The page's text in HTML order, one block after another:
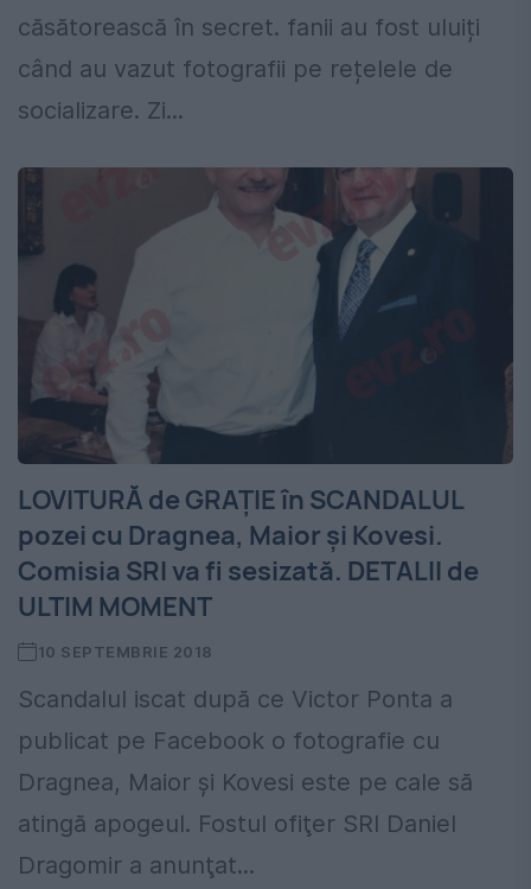
căsătorească în secret. fanii au fost uluiți
când au vazut fotografii pe rețelele de
socializare. Zi...
LOVITURĂ de GRAȚIE în SCANDALUL
pozei cu Dragnea, Maior și Kovesi.
Comisia SRI va fi sesizată. DETALII de
ULTIM MOMENT
10 SEPTEMBRIE 2018
Scandalul iscat după ce Victor Ponta a
publicat pe Facebook o fotografie cu
Dragnea, Maior şi Kovesi este pe cale să
atingă apogeul. Fostul ofiţer SRI Daniel
Dragomir a anunţat...